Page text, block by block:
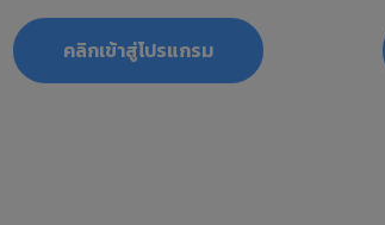
‎‎คลิกเข้าสู่โปรแกรม